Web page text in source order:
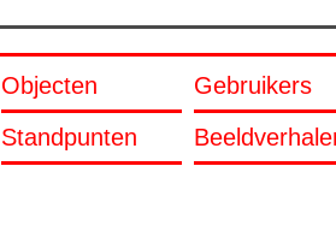
Objecten
Gebruikers
Standpunten